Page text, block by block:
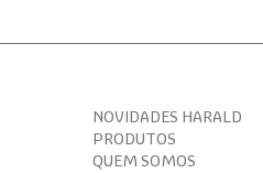
NOVIDADES HARALD
PRODUTOS
QUEM SOMOS